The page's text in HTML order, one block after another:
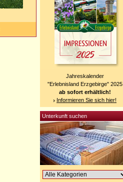
Jahreskalender
"Erlebnisland Erzgebirge" 2025
ab sofort erhältlich!
Informieren Sie sich hier!
Unterkunft suchen